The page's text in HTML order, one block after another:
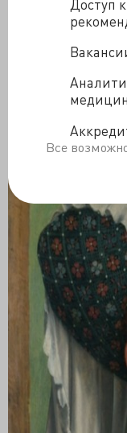
Доступ
Все
Кембриджского
Королевского
множество своих
только в 1899